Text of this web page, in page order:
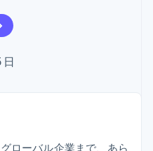
動
イス
イスを構
ョンを管
提供
行
ローバル企業まで、あら